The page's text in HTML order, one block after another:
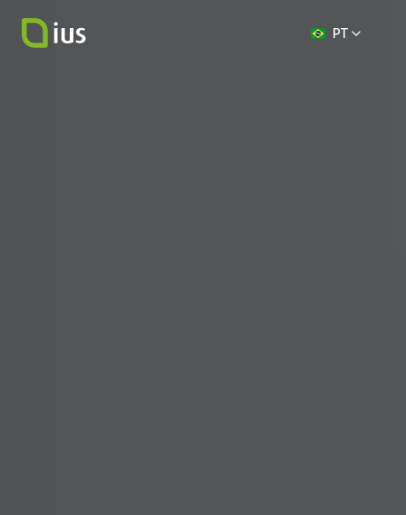
Select Language
PT